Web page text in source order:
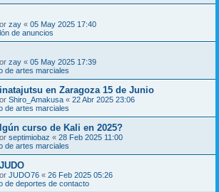
zay « 05 May 2025 17:40
de anuncios
zay « 05 May 2025 17:39
de artes marciales
en Zaragoza 15 de Junio
Shiro_Amakusa « 22 Abr 2025 23:06
de artes marciales
curso de Kali en 2025?
septimiobaz « 28 Feb 2025 11:00
de artes marciales
JUDO76 « 26 Feb 2025 05:26
de deportes de contacto